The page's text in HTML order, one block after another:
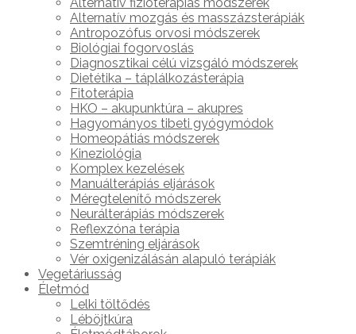
Alternatív mozgás és masszázsterápiák
Antropozófus orvosi módszerek
Biológiai fogorvoslás
Diagnosztikai célú vizsgáló módszerek
Dietétika – táplálkozásterápia
Fitoterápia
HKO – akupunktúra – akupres
Hagyományos tibeti gyógymódok
Homeopátiás módszerek
Kineziológia
Komplex kezelések
Manuálterápiás eljárások
Méregtelenítő módszerek
Neurálterápiás módszerek
Reflexzóna terápia
Szemtréning eljárások
Vér oxigenizálásán alapuló terápiák
Vegetáriusság
Életmód
Lelki töltődés
Léböjtkúra